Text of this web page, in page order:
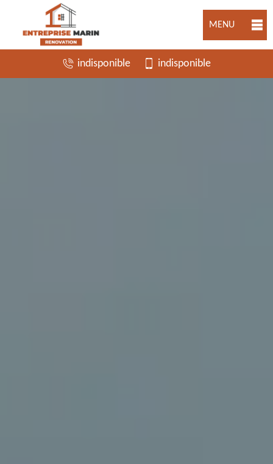
MENU
indisponible indisponible